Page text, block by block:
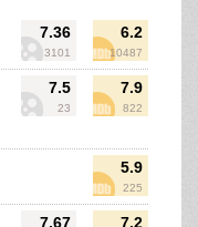
7.36
3101
6.2
10487
7.5
23
7.9
822
5.9
225
7.67 7.2